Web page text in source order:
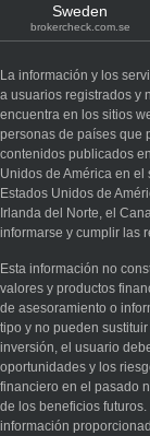
Sweden
brokercheck.com.se
La información y los
a usuarios registrados y
encuentra en los sitios
personas de países que
contenidos publicados
Unidos de América en
Estados Unidos de
Irlanda del Norte, el
informarse y cumplir las
Esta información no
valores y productos
de asesoramiento o
tipo y no pueden
inversión, el usuario
oportunidades y los
financiero en el pasado
de los beneficios
información